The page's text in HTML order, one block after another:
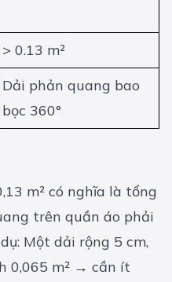
> 0.13 m²
Dải phản quang bao
bọc 360°
m² có nghĩa là tổng
trên quần áo phải
Một dải rộng 5 cm,
0,065 m² → cần ít